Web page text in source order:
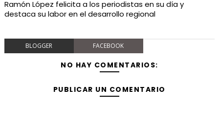
Ramón López felicita a los periodistas en su día y
destaca su labor en el desarrollo regional
BLOGGER FACEBOOK
NO HAY COMENTARIOS:
PUBLICAR UN COMENTARIO